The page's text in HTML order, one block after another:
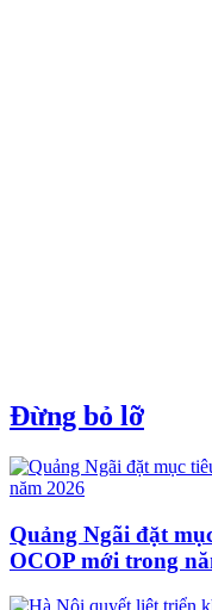
Đừng bỏ lỡ
Quảng Ngãi đặt
OCOP mới trong